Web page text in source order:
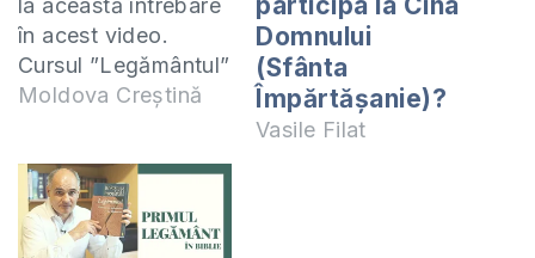
la această întrebare
în acest video.
Cursul ”Legământul”
-
https://shop.eurasiaprecept.org/produs/
https://shop.eurasiaprecept.org/produs/
format-pdf/ Dacă
doriți să oferiți o
Moldova Creștină
Domnului
(Sfânta
Împărtășanie)?
Vasile Filat